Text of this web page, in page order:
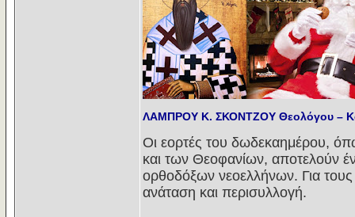
ΛΑΜΠΡΟΥ Κ. ΣΚΟΝΤΖΟΥ Θεολόγου –
Οι εορτές του δωδεκαημέρου,
και των Θεοφανίων, αποτελούν
ορθοδόξων νεοελλήνων. Για τους
ανάταση και περισυλλογή.